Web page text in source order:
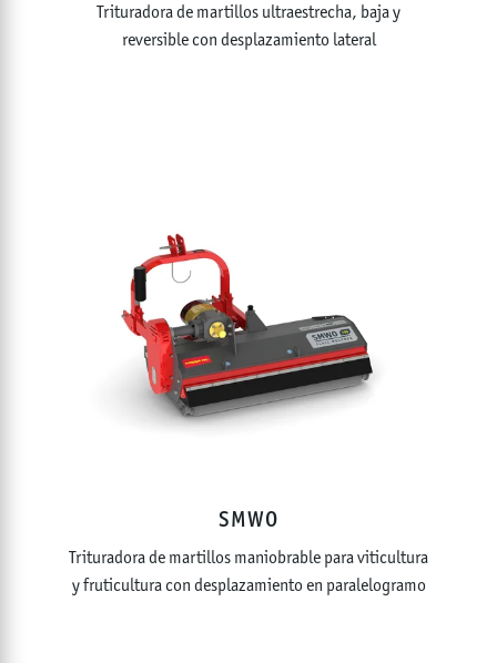
Trituradora de martillos ultraestrecha, baja y
reversible con desplazamiento lateral
SMWO
Trituradora de martillos maniobrable para viticultura
y fruticultura con desplazamiento en paralelogramo